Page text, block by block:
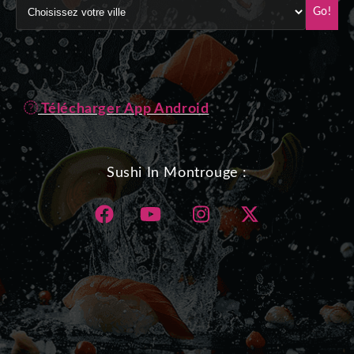
Go!
Télécharger App Android
Sushi In Montrouge :